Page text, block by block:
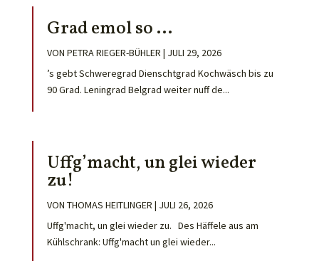
Grad emol so …
VON PETRA RIEGER-BÜHLER | JULI 29, 2026
’s gebt Schweregrad Dienschtgrad Kochwäsch bis zu
90 Grad. Leningrad Belgrad weiter nuff de...
Uffg’macht, un glei wieder
zu!
VON THOMAS HEITLINGER | JULI 26, 2026
Uffg'macht, un glei wieder zu. Des Häffele aus am
Kühlschrank: Uffg'macht un glei wieder...